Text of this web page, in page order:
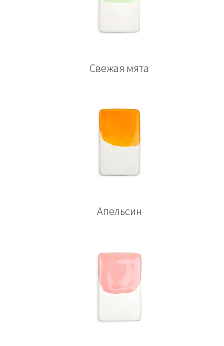
Свежая мята
Апельсин